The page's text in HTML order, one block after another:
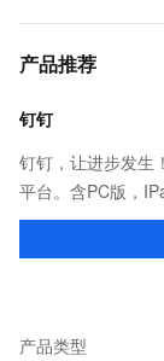
产品推荐
钉钉
钉钉，让进步发生
平台。含PC版，
DING消息任务管
会，钉钉文档，
产品类型